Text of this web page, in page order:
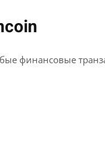
финансовые